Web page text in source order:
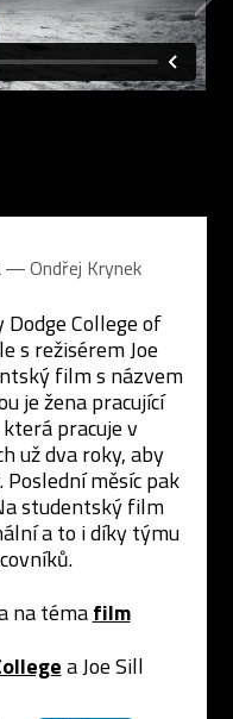
―Ondřej Krynek
College of
s režisérem Joe
film s názvem
je žena pracující
pracuje v
už dva roky, aby
měsíc pak
studentský film
a to i díky týmu
na témafilm
a Joe Sill